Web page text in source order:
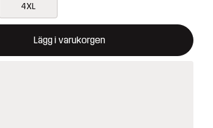
4XL
Lägg i varukorgen
en modal som bekräftar en ny vara i varukorg